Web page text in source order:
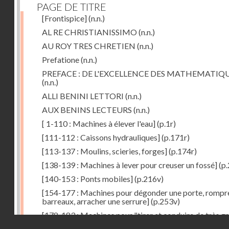
PAGE DE TITRE
[Frontispice](n.n.)
AL RE CHRISTIANISSIMO (n.n.)
AU ROY TRES CHRETIEN (n.n.)
Prefatione(n.n.)
PREFACE : DE L'EXCELLENCE DES
(n.n.)
ALLI BENINI LETTORI (n.n.)
AUX BENINS LECTEURS (n.n.)
[ 1-110 : Machines à élever l'eau](p.1r)
[111-112 : Caissons hydrauliques](p.171r)
[113-137 : Moulins, scieries, forges](p.174r)
[138-139 : Machines à lever pour creuser un fossé]
[140-153 : Ponts mobiles](p.216v)
[154-177 : Machines pour dégonder une porte,
barreaux, arracher une serrure](p.253v)
[178-183 : Machines pour "tirer et conduire de très